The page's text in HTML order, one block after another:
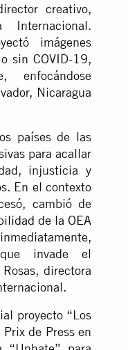
creativo,
imágenes
sin COVID-19,
Nicaragua
países de las
para acallar
injusticia y
En el contexto
cambió de
de la OEA
invade el
directora
proyecto “Los
de Press en